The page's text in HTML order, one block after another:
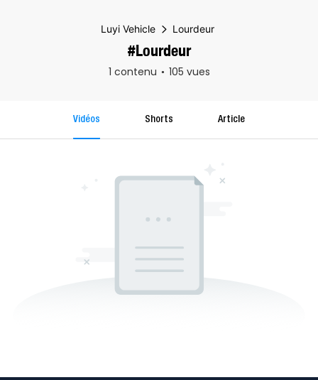
Luyi Vehicle Lourdeur
#Lourdeur
1 contenu 105 vues
Vidéos Shorts Article